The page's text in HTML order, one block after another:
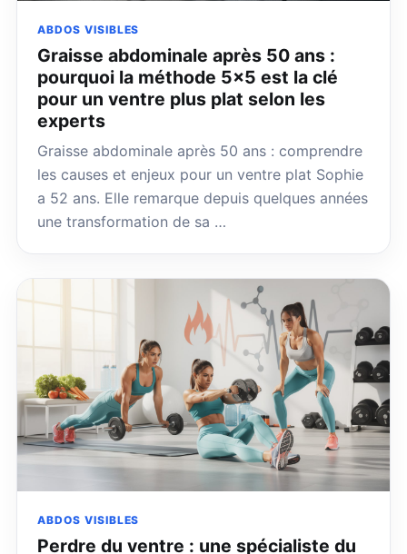
ABDOS VISIBLES
Graisse abdominale après 50 ans :
pourquoi la méthode 5×5 est la clé
pour un ventre plus plat selon les
experts
Graisse abdominale après 50 ans : comprendre
les causes et enjeux pour un ventre plat Sophie
a 52 ans. Elle remarque depuis quelques années
une transformation de sa …
ABDOS VISIBLES
Perdre du ventre : une spécialiste du